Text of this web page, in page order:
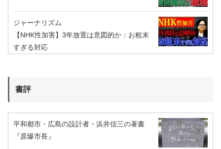
ジャーナリズム
【NHK性加害】3年放置は意図的か：お粗末
すぎる対応
書評
平和都市・広島の設計者・浜井信三の著書
『原爆市長』